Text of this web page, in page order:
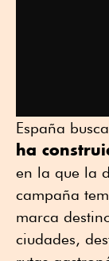
España
ha
en la que la
campaña
marca
ciudades,